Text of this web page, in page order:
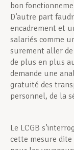
bon
D’autre part
encadrement et
salariés comme
surement aller
de plus en plus
demande une
gratuité des
personnel, de la
Le LCGB
cette mesure